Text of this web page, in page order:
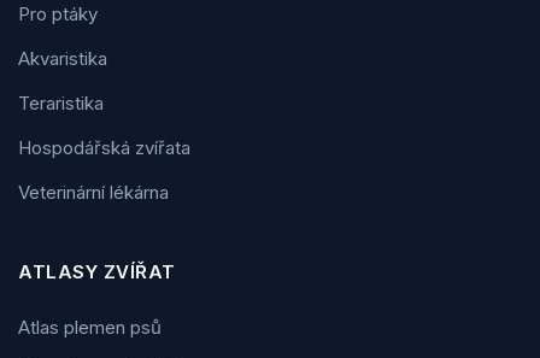
Pro ptáky
Akvaristika
Teraristika
Hospodářská zvířata
Veterinární lékárna
ATLASY ZVÍŘAT
Atlas plemen psů